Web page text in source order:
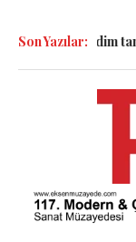
Son Yazılar:
tanrıları nasıl